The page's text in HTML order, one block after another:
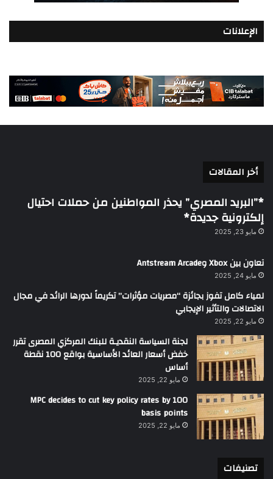
الإعلانات
أخر المقالات
*”البريد المصري” يحذر المواطنين من حملات احتيال
إلكترونية جديدة*
مايو 23, 2025
تعاون بين Xbox وAntstream Arcade
مايو 24, 2025
لمياء كامل تفوز بجائزة “مصريات مؤثرات” تكريماً لدورها الرائد في مجال
الاتصالات والتأثير الإيجابي
مايو 22, 2025
لجنة السياسة النقديـة للبنك المركزي المصرى تقرر
خفض أسعار العائد الأساسية بواقع 100 نقطة
أساس
مايو 22, 2025
MPC decides to cut key policy rates by 100
basis points
مايو 22, 2025
تصنيفات